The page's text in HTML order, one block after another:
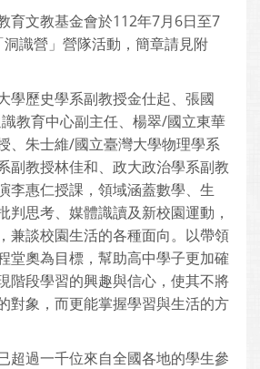
育文教基金會於112年7月6日至7
洞識營」營隊活動，簡章請見附
學歷史學系副教授金仕起、張國
教育中心副主任、楊翠/國立東華
、朱士維/國立臺灣大學物理學系
副教授林佳和、政大政治學系副教
李惠仁授課，領域涵蓋數學、生
判思考、媒體識讀及新校園運動，
兼談校園生活的各種面向。以帶領
堂奧為目標，幫助高中學子更加確
階段學習的興趣與信心，使其不將
對象，而更能掌握學習與生活的方
超過一千位來自全國各地的學生參